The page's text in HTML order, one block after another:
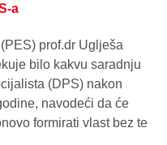
a
prof.dr Uglješa
bilo kakvu saradnju
(DPS) nakon
navodeći da će
formirati vlast bez te